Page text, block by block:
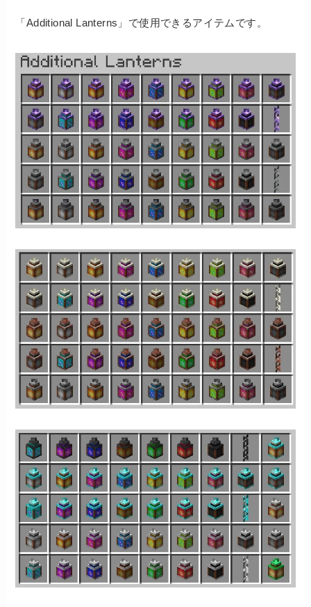
「Additional Lanterns」で使用できるアイテムです。